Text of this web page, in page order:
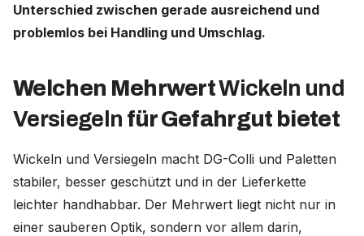
Unterschied zwischen gerade ausreichend und
problemlos bei Handling und Umschlag.
Welchen MehrwertWickeln und
Versiegeln für Gefahrgut bietet
Wickeln und Versiegeln macht DG-Colli und Paletten
stabiler, besser geschützt und in der Lieferkette
leichter handhabbar. Der Mehrwert liegt nicht nur in
einer sauberen Optik, sondern vor allem darin,
Nederland (Nederlands)
United States (English)